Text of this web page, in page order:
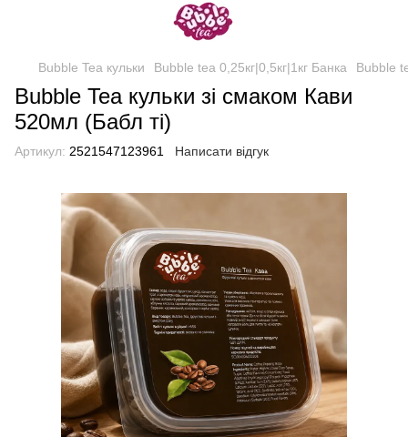
Bubble Tea кульки Bubble tea 0,25кг|0,5кг|1кг Банка Bubble
Bubble Tea кульки зі смаком Кави
520мл (Бабл ті)
Артикул: 2521547123961 Написати відгук